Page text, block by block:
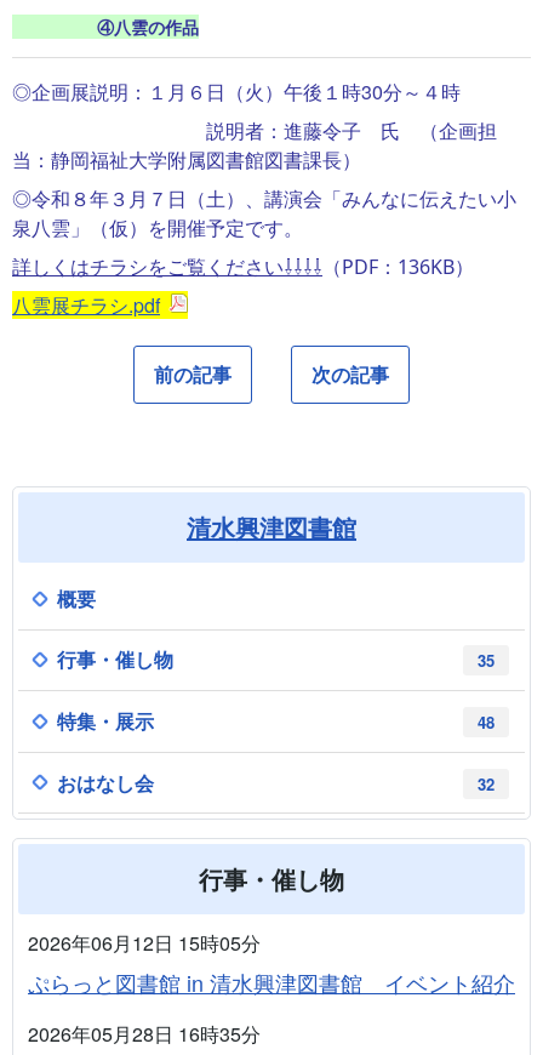
④八雲の作品
◎企画展説明：１月６日（火）午後１時30分～４時
説明者：進藤令子 氏 （企画担
当：静岡福祉大学附属図書館図書課長）
◎令和８年３月７日（土）、講演会「みんなに伝えたい小
泉八雲」（仮）を開催予定です。
詳しくはチラシをご覧ください⇩⇩⇩⇩ （PDF：136KB）
八雲展チラシ.pdf
前の記事 次の記事
清水興津図書館
概要
35
行事・催し物
48
特集・展示
32
おはなし会
行事・催し物
2026年06月12日 15時05分
ぷらっと図書館 in 清水興津図書館 イベント紹介
2026年05月28日 16時35分